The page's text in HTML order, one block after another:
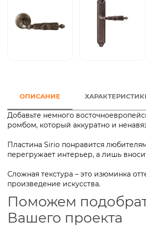
ОПИСАНИЕ
Добавьте немного
ромбом, который аккуратно и
Пластина Sirio понравится
перегружает интерьер, а лишь
Сложная текстура – это изюминка
произведение искусства.
Поможем
Вашего проекта